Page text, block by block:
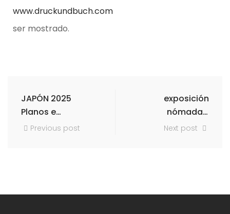
www.druckundbuch.com
ser mostrado.
JAPÓN 2025
Planos e
informes
Previous post
exposición
nómada II
Leporello en
Next post